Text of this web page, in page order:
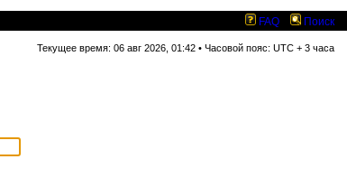
FAQ Поиск
Текущее время: 06 авг 2026, 01:42 • Часовой пояс: UTC + 3 часа